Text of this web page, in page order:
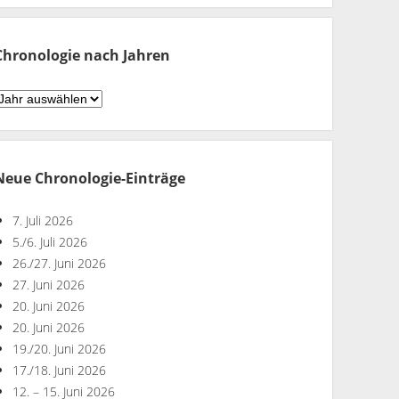
nach Jahren
Chronologie-Einträge
7. Juli 2026
5./6. Juli 2026
26./27. Juni 2026
27. Juni 2026
20. Juni 2026
20. Juni 2026
19./20. Juni 2026
17./18. Juni 2026
12. – 15. Juni 2026